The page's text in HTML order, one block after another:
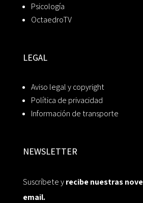
Psicología
OctaedroTV
LEGAL
Aviso legal y copyright
Política de privacidad
Información de transporte
NEWSLETTER
Suscríbete yrecibe nuestras
email.